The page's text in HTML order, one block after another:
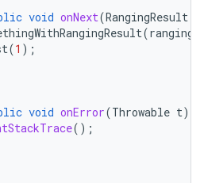
void onNext(RangingResult
(
(1 );
void onError(Throwable t)
();